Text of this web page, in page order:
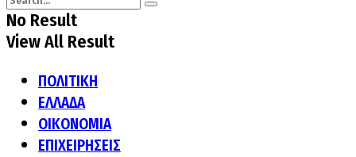
No Result
View All Result
ΠΟΛΙΤΙΚΗ
ΕΛΛΑΔΑ
ΟΙΚΟΝΟΜΙΑ
ΕΠΙΧΕΙΡΗΣΕΙΣ